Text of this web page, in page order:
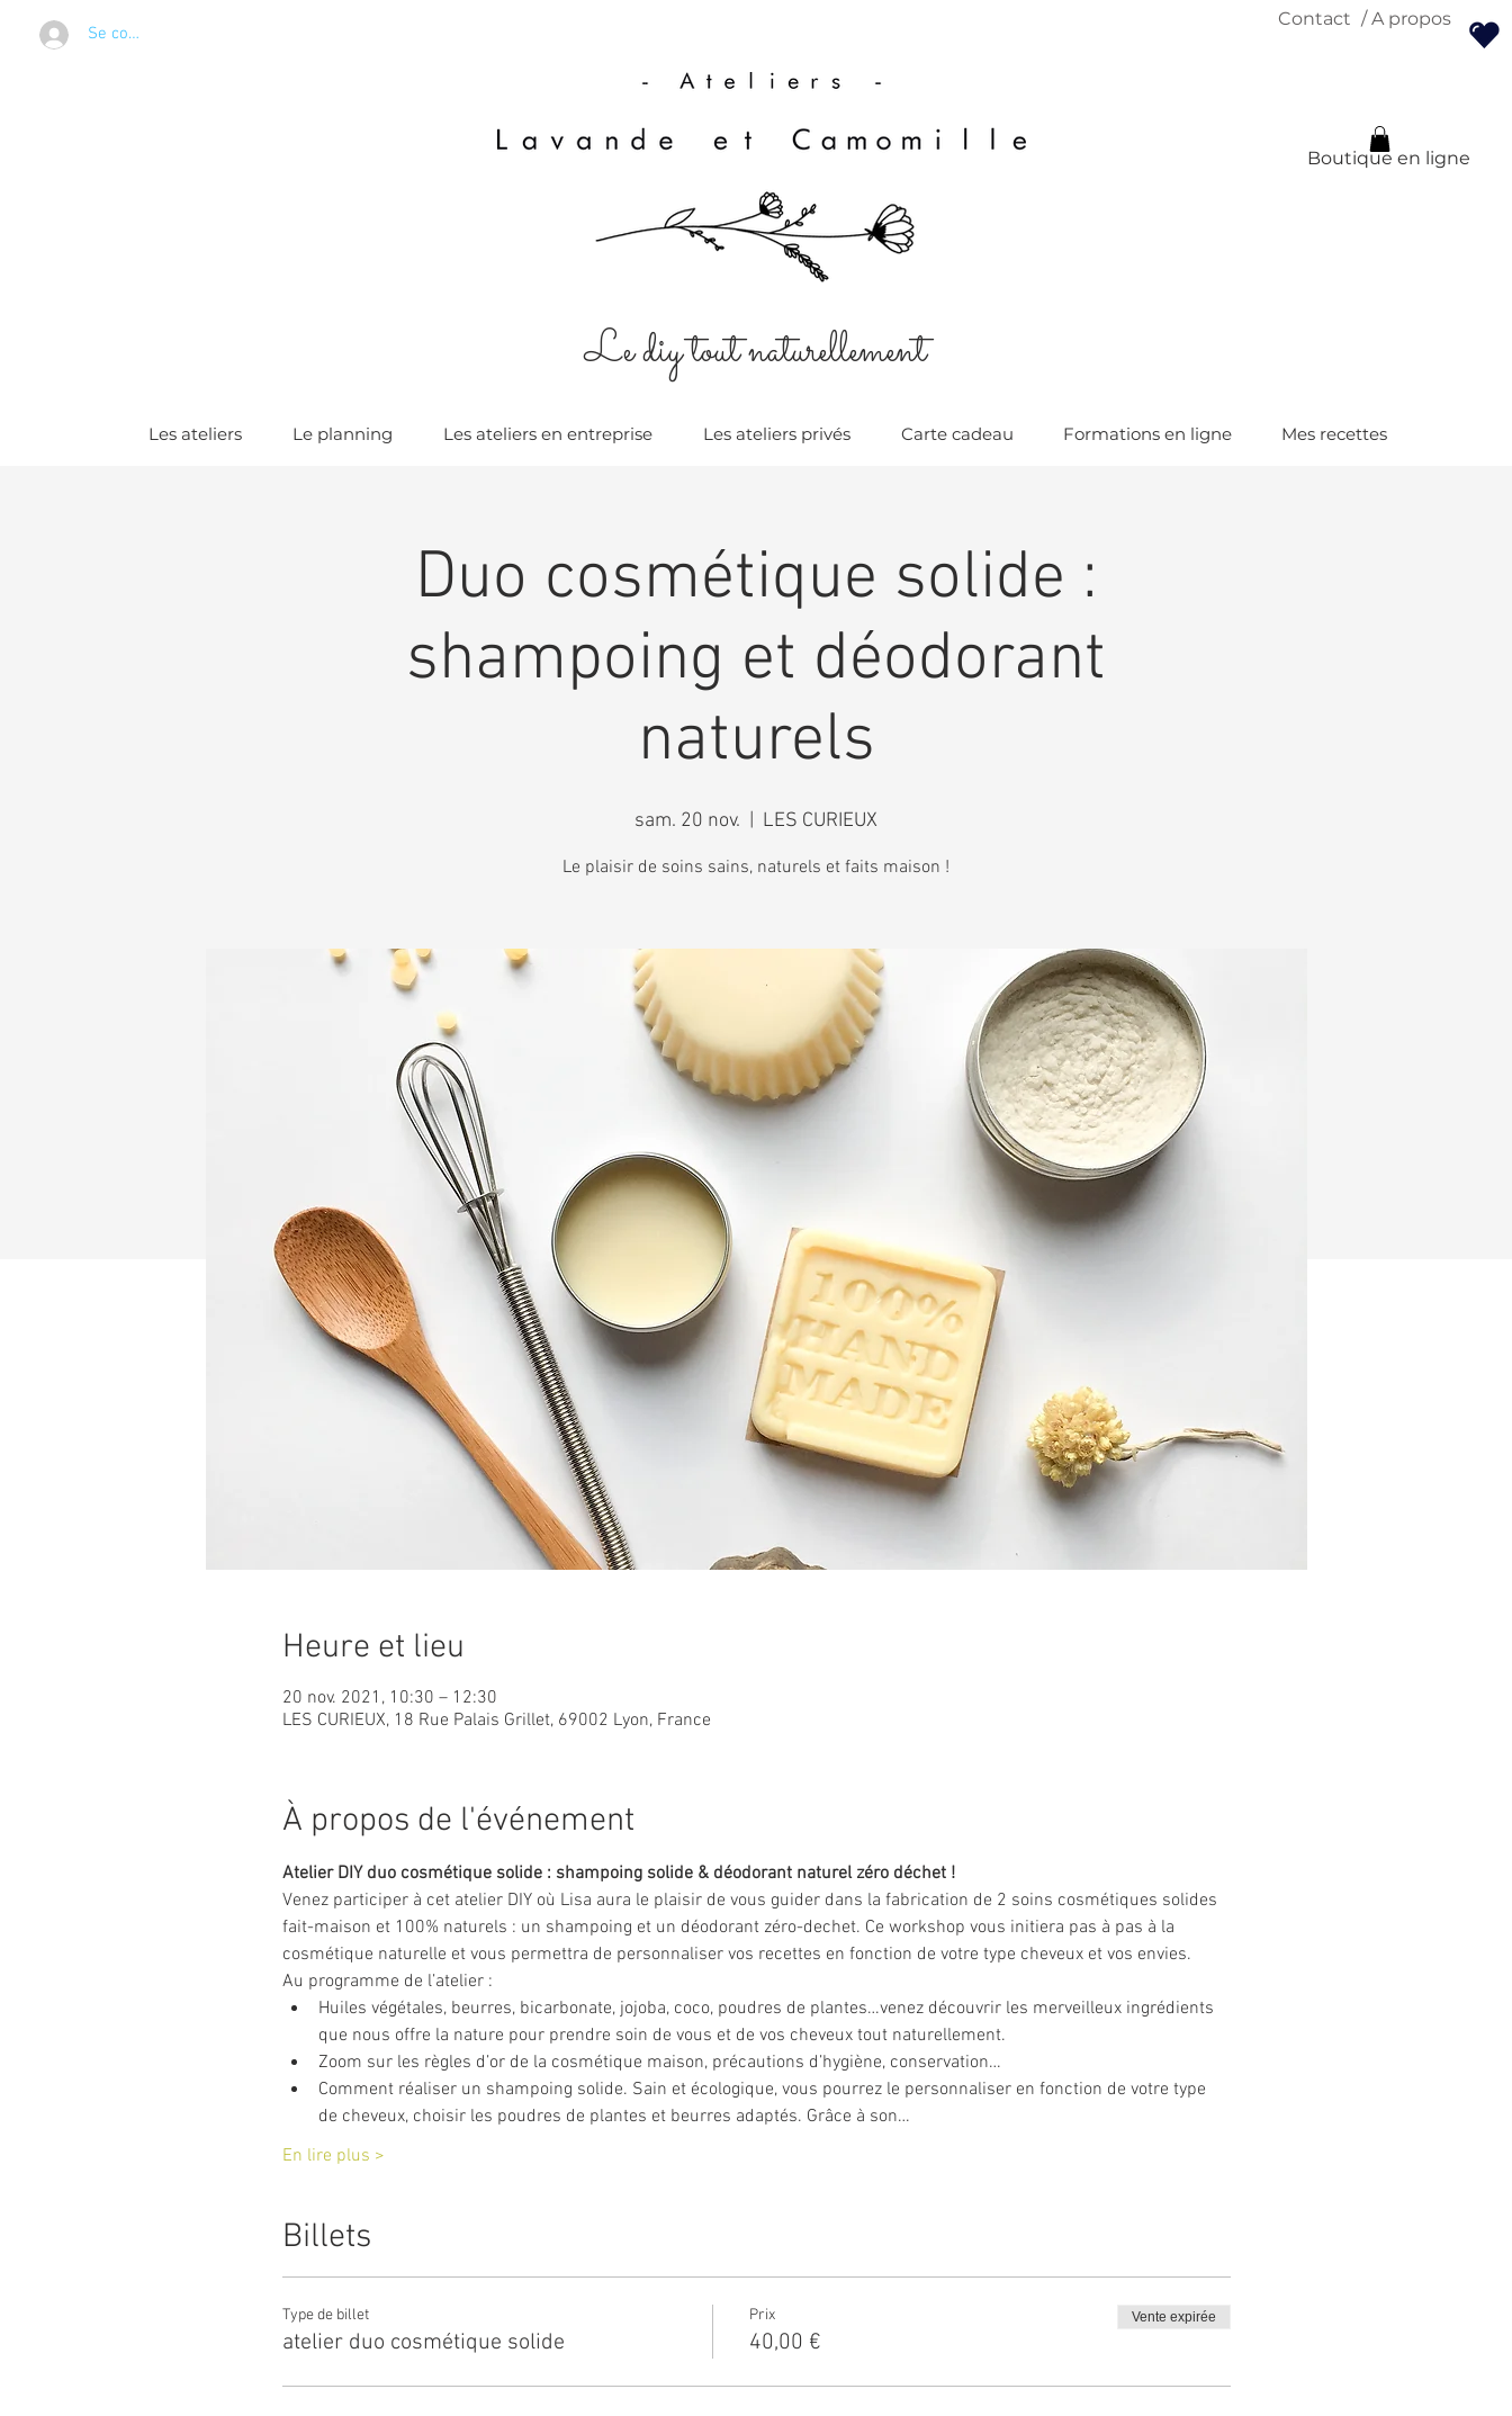
Se connecter
Contact / A propos
Boutique en ligne
Le diy tout naturellement
Les ateliers Le planning Les ateliers en entreprise Les ateliers privés Carte cadeau Formations en ligne Mes recettes
Duo cosmétique solide :
shampoing et déodorant
naturels
sam. 20 nov. LES CURIEUX
Le plaisir de soins sains, naturels et faits maison !
Heure et lieu
20 nov. 2021, 10:30 – 12:30
LES CURIEUX, 18 Rue Palais Grillet, 69002 Lyon, France
À propos de l'événement
Atelier DIY duo cosmétique solide : shampoing solide & déodorant naturel zéro déchet !
Venez participer à cet atelier DIY où Lisa aura le plaisir de vous guider dans la fabrication de 2 soins cosmétiques solides
fait-maison et 100% naturels : un shampoing et un déodorant zéro-dechet. Ce workshop vous initiera pas à pas à la
cosmétique naturelle et vous permettra de personnaliser vos recettes en fonction de votre type cheveux et vos envies.
Au programme de l’atelier :
Huiles végétales, beurres, bicarbonate, jojoba, coco, poudres de plantes…venez découvrir les merveilleux ingrédients
que nous offre la nature pour prendre soin de vous et de vos cheveux tout naturellement.
Zoom sur les règles d’or de la cosmétique maison, précautions d’hygiène, conservation…
Comment réaliser un shampoing solide. Sain et écologique, vous pourrez le personnaliser en fonction de votre type
de cheveux, choisir les poudres de plantes et beurres adaptés. Grâce à son…
En lire plus >
Billets
Type de billet
atelier duo cosmétique solide
Prix
40,00 €
Vente expirée